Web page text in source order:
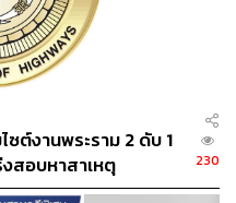
ต์งานพระราม 2 ดับ 1
งสอบหาสาเหตุ
230